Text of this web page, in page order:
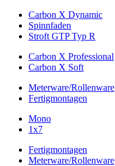
Carbon X Dynamic
Spinnfaden
Stroft GTP Typ R
Carbon X Professional
Carbon X Soft
Meterware/Rollenware
Fertigmontagen
Mono
1x7
Fertigmontagen
Meterware/Rollenware